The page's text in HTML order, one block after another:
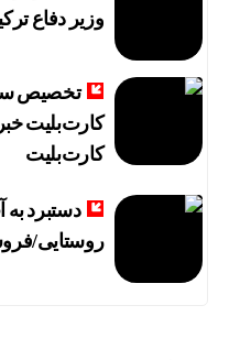
وزیر دفاع
تخصیص
کارت‌بلیت
کارت‌بلیت
دستبرد
روستایی/